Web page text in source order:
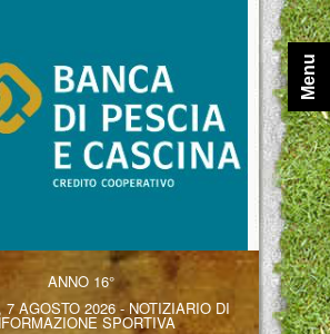
ANNO 16°
7 AGOSTO 2026 - NOTIZIARIO DI
SPORTIVA
Menu